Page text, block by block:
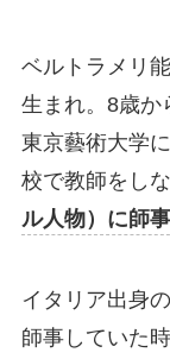
ベルトラメリ
生まれ。8歳か
東京藝術大学
校で教師をし
ル人物）に師事
イタリア出身
師事していた